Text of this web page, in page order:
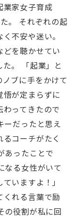
業家女子育成
。 それぞれの起
不安や迷い。
を聴かせてい
。 「起業」と
ブに手をかけて
悟が定まらずに
ってきたので
ーだったと思え
コーチがたく
あったことで
なる女性がいて
いますよ！」
くれる言葉で励
の役割が私に回